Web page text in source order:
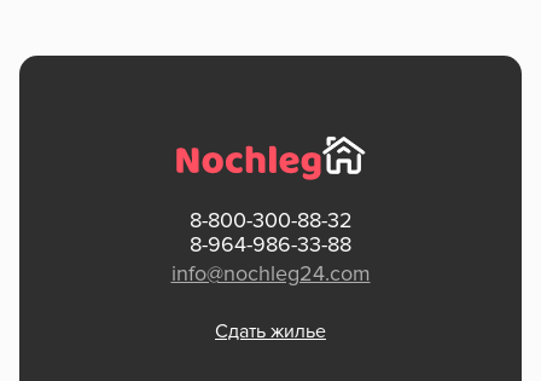
8-800-300-88-32
8-964-986-33-88
info@nochleg24.com
Сдать жилье